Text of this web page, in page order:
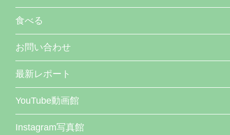
食べる
お問い合わせ
最新レポート
YouTube動画館
Instagram写真館